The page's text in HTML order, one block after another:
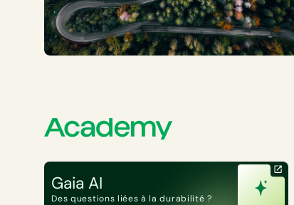
Gaia AI
Des questions liées à la durabilité ?